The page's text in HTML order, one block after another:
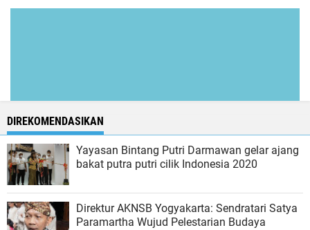
DIREKOMENDASIKAN
Yayasan Bintang Putri Darmawan gelar ajang
bakat putra putri cilik Indonesia 2020
Direktur AKNSB Yogyakarta: Sendratari Satya
Paramartha Wujud Pelestarian Budaya